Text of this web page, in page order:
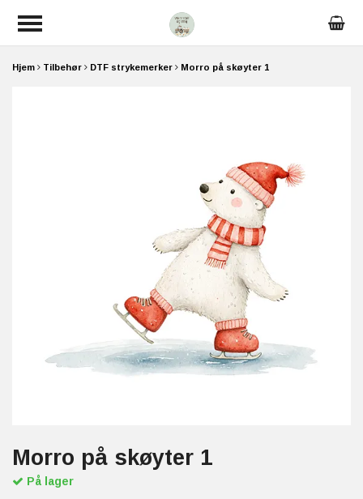
Hjem Tilbehør DTF strykemerker Morro på skøyter 1
Morro på skøyter 1
På lager